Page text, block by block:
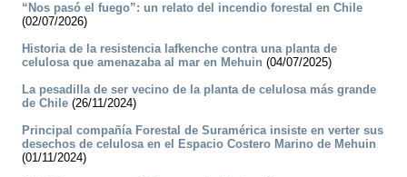
“Nos pasó el fuego”: un relato del incendio forestal en Chile
(02/07/2026)
Historia de la resistencia lafkenche contra una planta de
celulosa que amenazaba al mar en Mehuin (04/07/2025)
La pesadilla de ser vecino de la planta de celulosa más grande
de Chile (26/11/2024)
Principal compañía Forestal de Suramérica insiste en verter sus
desechos de celulosa en el Espacio Costero Marino de Mehuin
(01/11/2024)